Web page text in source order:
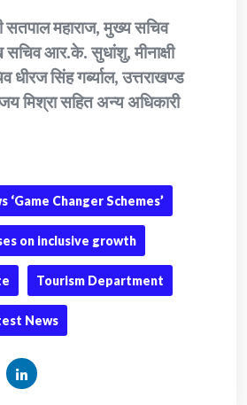
सतपाल महाराज, मुख्य सचिव
सचिव आर.के. सुधांशु, मीनाक्षी
धीरज सिंह गर्ब्याल, उत्तराखण्ड
मिश्रा सहित अन्य अधिकारी
‘Game Changer Schemes’
on inclusive growth
Tourism Department
News